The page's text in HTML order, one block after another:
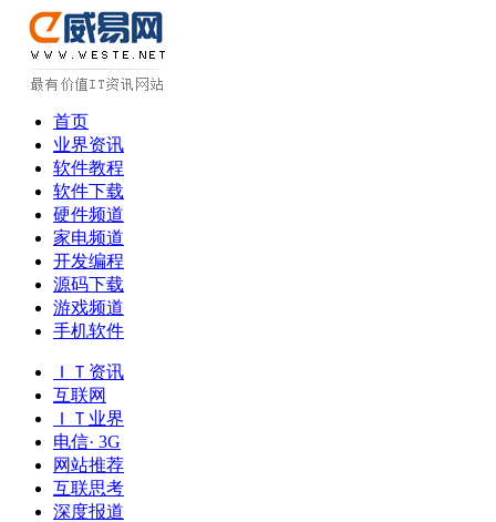
首页
业界资讯
软件教程
软件下载
硬件频道
家电频道
开发编程
源码下载
游戏频道
手机软件
ＩＴ资讯
互联网
ＩＴ业界
电信· 3G
网站推荐
互联思考
深度报道